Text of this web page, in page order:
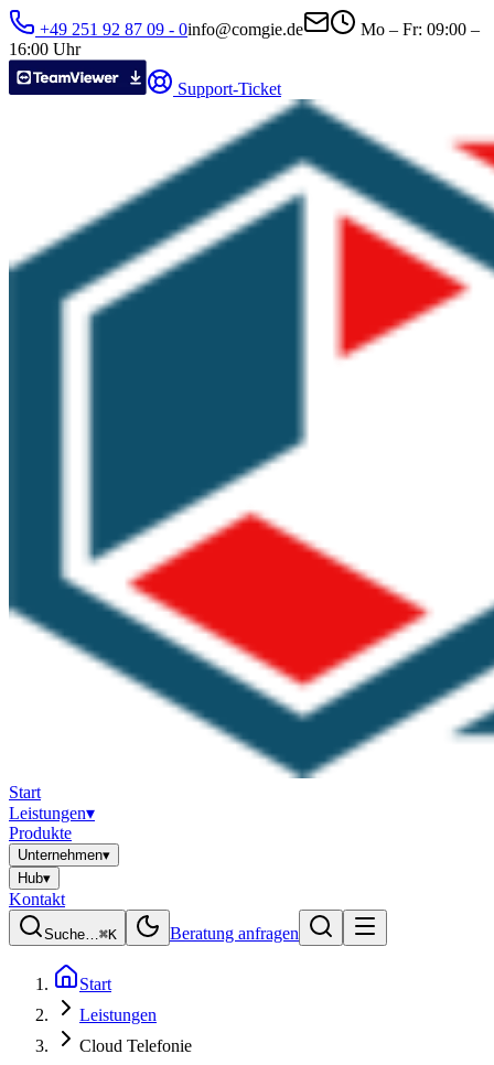
+49 251 92 87 09 - 0ed.eigmoc@ofni
Mo – Fr: 09:00 –
16:00 Uhr
Support-Ticket
Start
Leistungen▾
Produkte
Unternehmen▾
Hub▾
Kontakt
Suche…⌘K Beratung anfragen
Start
Leistungen
Cloud Telefonie